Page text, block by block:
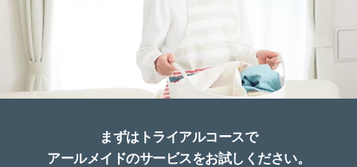
まずはトライアルコースで
アールメイドのサービスをお試しください。